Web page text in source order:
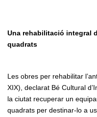
Una rehabilitació integral
quadrats
Les obres per rehabilitar
XIX), declarat Bé Cultural
la ciutat recuperar un
quadrats per destinar-lo a